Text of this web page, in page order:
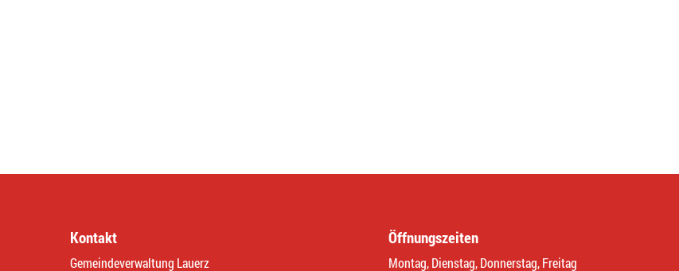
Kontakt
Gemeindeverwaltung Lauerz
Öffnungszeiten
Montag, Dienstag, Donnerstag, Freitag